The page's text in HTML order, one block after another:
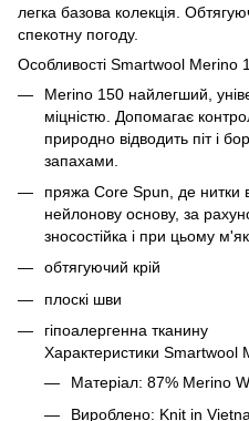
легка базова колекція.
спекотну погоду.
Особливості Smartwool Merino
Merino 150 найлегший,
міцністю. Допомагає
природно відводить піт і
запахами.
пряжа Core Spun, де нитки
нейлонову основу, за
зносостійка і при цьому
обтягуючий крій
плоскі шви
гіпоалергенна тканину
Характеристики Smartwool
Матеріал: 87% Merino
Вироблено: Knit in